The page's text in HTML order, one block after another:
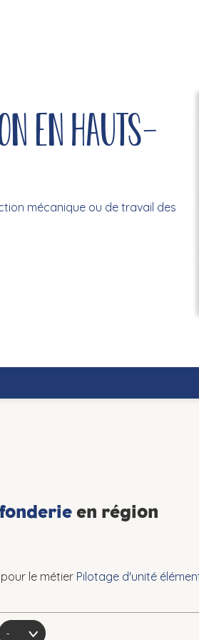
en Hauts-
mécanique ou de travail des
en région
pour le métier Pilotage d'unité